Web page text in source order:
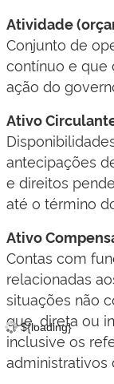
Atividade
Conjunto de
contínuo e que
ação do
Ativo
antecipações
e direitos
até o término
Ativo
Contas com
relacionadas
situações não
que, direta ou
inclusive os
administrativos
${loading}